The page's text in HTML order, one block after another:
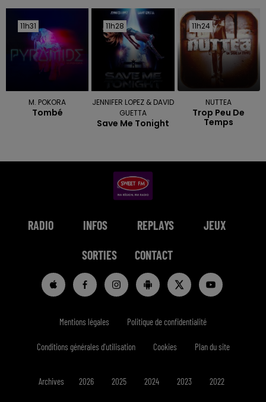
11h31
11h31
M. POKORA
Tombé
11h28
11h28
JENNIFER LOPEZ & DAVID
GUETTA
Save Me Tonight
11h24
11h24
NUTTEA
Trop Peu De
Temps
RADIO INFOS REPLAYS JEUX
SORTIES CONTACT
Mentions légales Politique de confidentialité
Conditions générales d'utilisation Cookies Plan du site
Archives 2026 2025 2024 2023 2022